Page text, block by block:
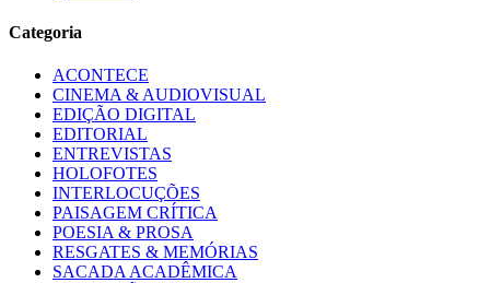
Categoria
ACONTECE
CINEMA & AUDIOVISUAL
EDIÇÃO DIGITAL
EDITORIAL
ENTREVISTAS
HOLOFOTES
INTERLOCUÇÕES
PAISAGEM CRÍTICA
POESIA & PROSA
RESGATES & MEMÓRIAS
SACADA ACADÊMICA